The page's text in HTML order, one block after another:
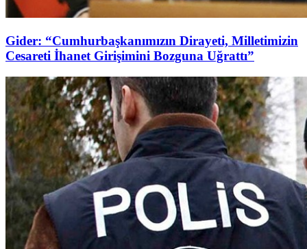
Gider: “Cumhurbaşkanımızın Dirayeti, Milletimizin
Cesareti İhanet Girişimini Bozguna Uğrattı”